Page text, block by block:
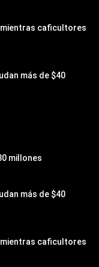
mientras caficultores
más de $40
millones
más de $40
mientras caficultores